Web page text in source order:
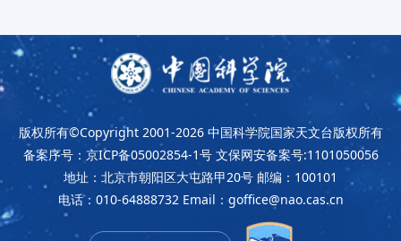
版权所有©Copyright 2001-2026 中国科学院国家天文台版权所有
备案序号：京ICP备05002854-1号 文保网安备案号:1101050056
地址：北京市朝阳区大屯路甲20号 邮编：100101
电话：010-64888732 Email：goffice@nao.cas.cn